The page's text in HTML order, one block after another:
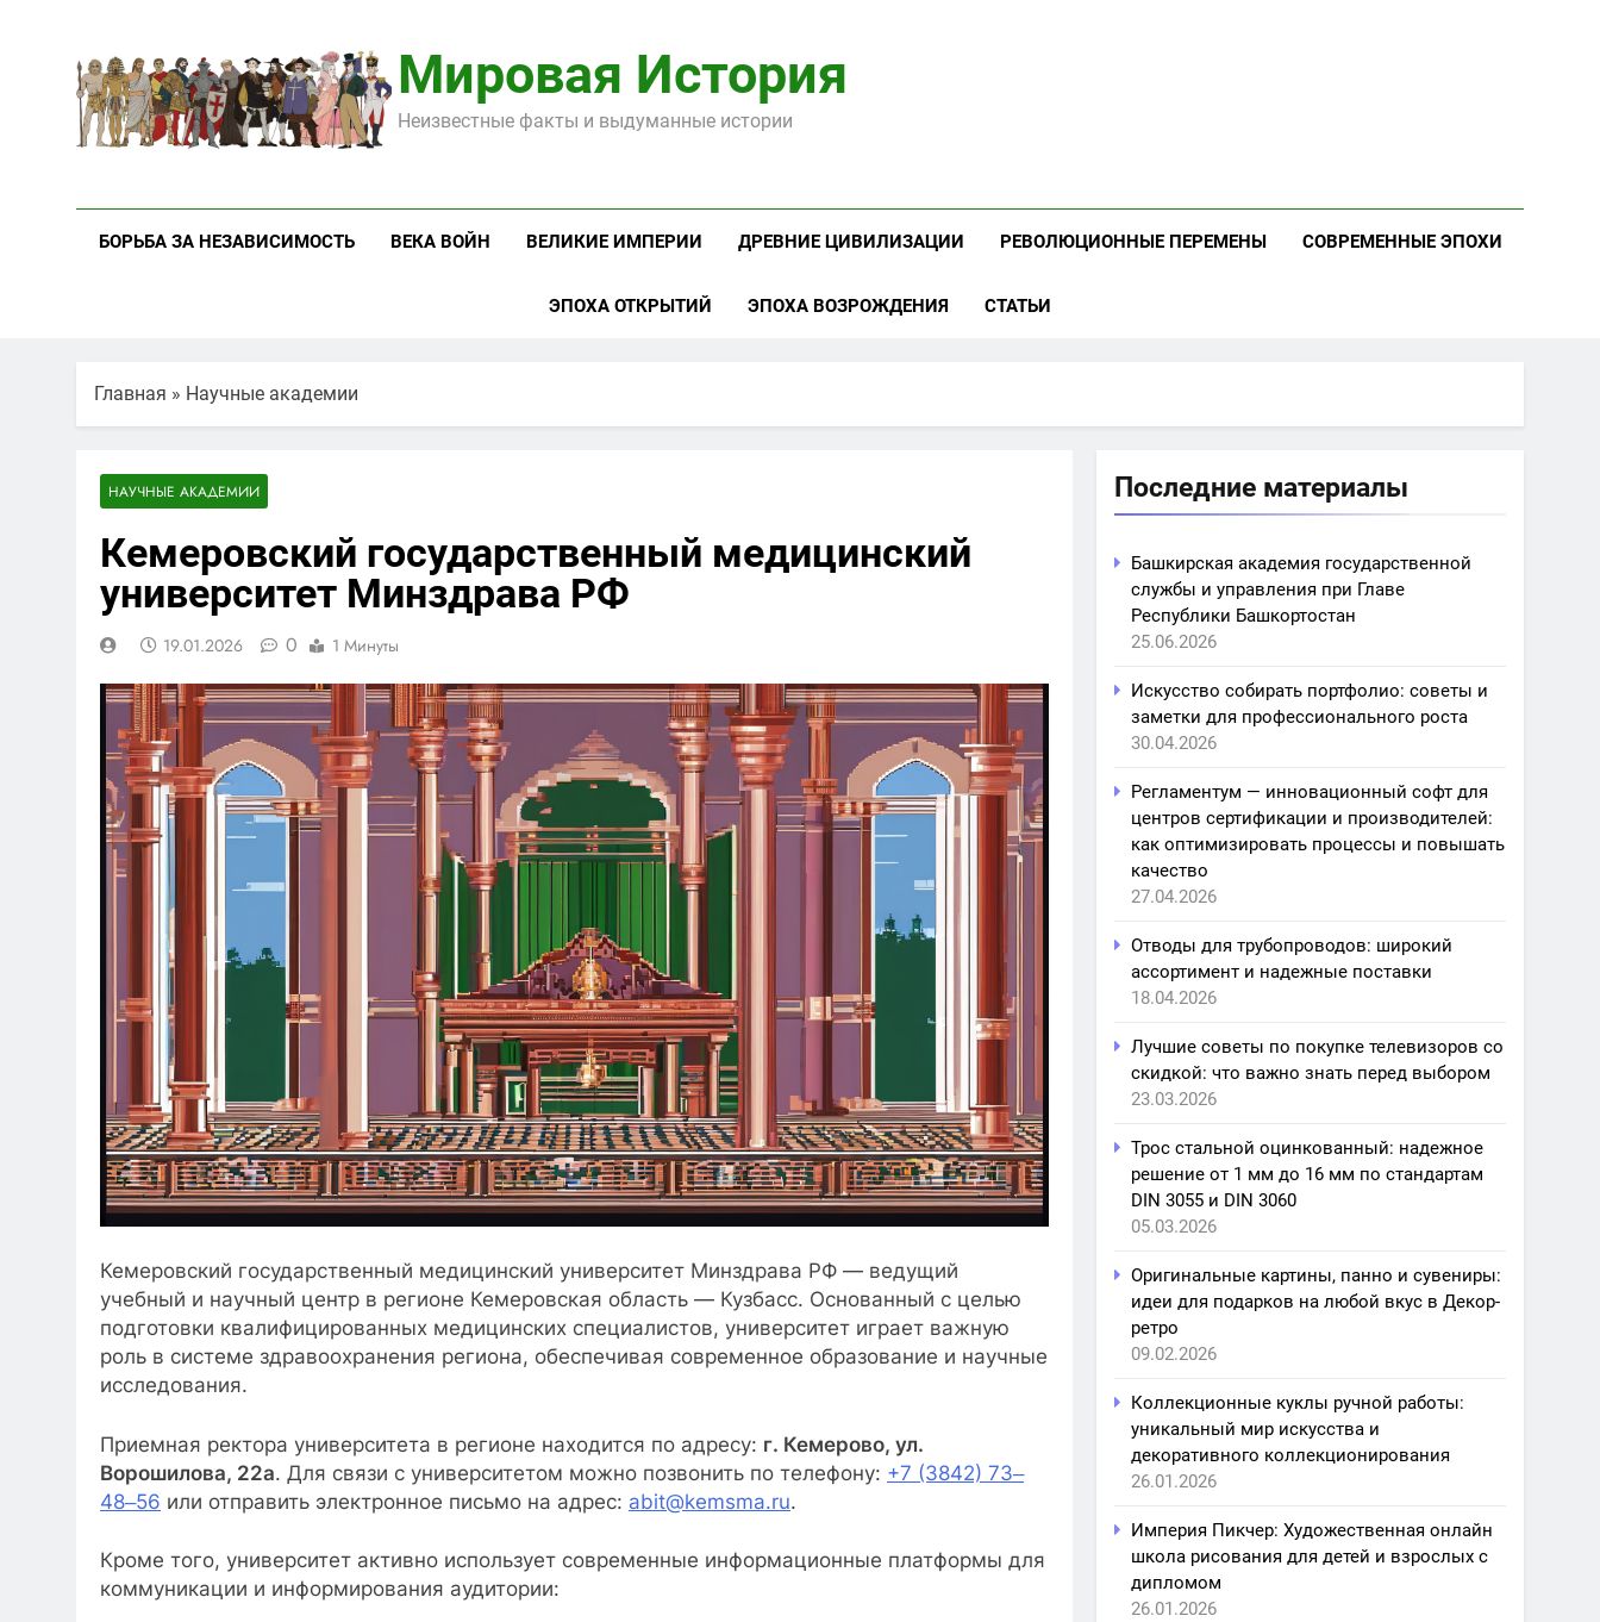
содержимому
Мировая История
Неизвестные факты и выдуманные истории
БОРЬБА ЗА НЕЗАВИСИМОСТЬ ВЕКА ВОЙН ВЕЛИКИЕ ИМПЕРИИ ДРЕВНИЕ ЦИВИЛИЗАЦИИ РЕВОЛЮЦИОННЫЕ ПЕРЕМЕНЫ СОВРЕМЕННЫЕ ЭПОХИ
ЭПОХА ОТКРЫТИЙ ЭПОХА ВОЗРОЖДЕНИЯ СТАТЬИ
Главная » Научные академии
НАУЧНЫЕ АКАДЕМИИ
Кемеровский государственный медицинский
университет Минздрава РФ
19.01.2026 0 1 Минуты
Кемеровский государственный медицинский университет Минздрава РФ — ведущий
учебный и научный центр в регионе Кемеровская область — Кузбасс. Основанный с целью
подготовки квалифицированных медицинских специалистов, университет играет важную
роль в системе здравоохранения региона, обеспечивая современное образование и научные
исследования.
Приемная ректора университета в регионе находится по адресу: г. Кемерово, ул.
Ворошилова, 22а. Для связи с университетом можно позвонить по телефону: +7 (3842) 73‒
48‒56 или отправить электронное письмо на адрес: abit@kemsma.ru.
Кроме того, университет активно использует современные информационные платформы для
коммуникации и информирования аудитории:
Последние материалы
Башкирская академия государственной
службы и управления при Главе
Республики Башкортостан
25.06.2026
Искусство собирать портфолио: советы и
заметки для профессионального роста
30.04.2026
Регламентум — инновационный софт для
центров сертификации и производителей:
как оптимизировать процессы и повышать
качество
27.04.2026
Отводы для трубопроводов: широкий
ассортимент и надежные поставки
18.04.2026
Лучшие советы по покупке телевизоров со
скидкой: что важно знать перед выбором
23.03.2026
Трос стальной оцинкованный: надежное
решение от 1 мм до 16 мм по стандартам
DIN 3055 и DIN 3060
05.03.2026
Оригинальные картины, панно и сувениры:
идеи для подарков на любой вкус в Декор-
ретро
09.02.2026
Коллекционные куклы ручной работы:
уникальный мир искусства и
декоративного коллекционирования
26.01.2026
Империя Пикчер: Художественная онлайн
школа рисования для детей и взрослых с
дипломом
26.01.2026